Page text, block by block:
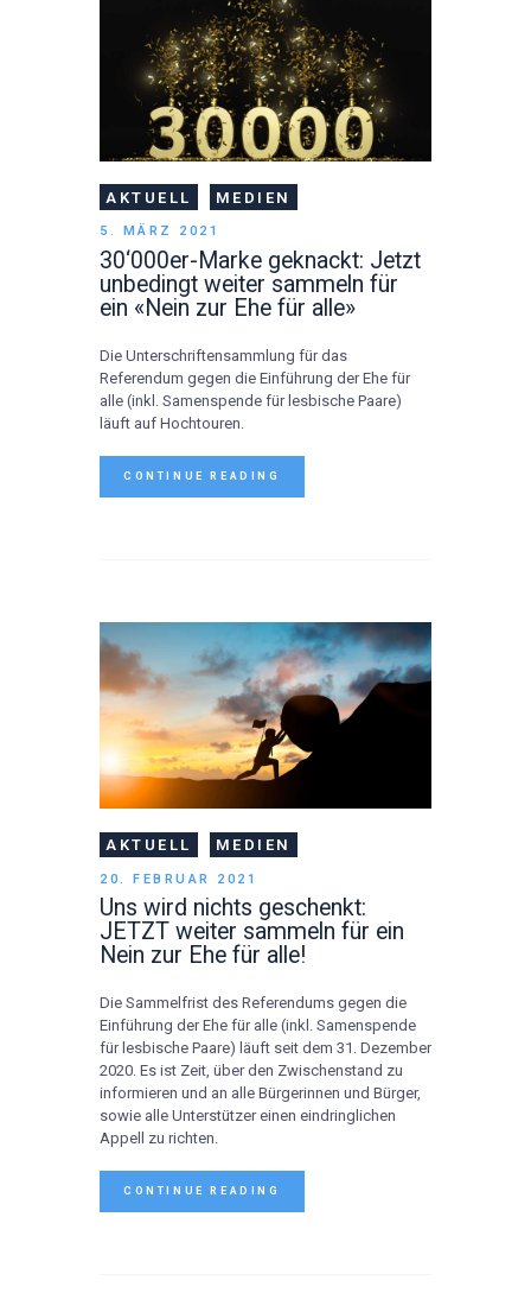
AKTUELL MEDIEN
5. MÄRZ 2021
30‘000er-Marke geknackt: Jetzt
unbedingt weiter sammeln für
ein «Nein zur Ehe für alle»
Die Unterschriftensammlung für das
Referendum gegen die Einführung der Ehe für
alle (inkl. Samenspende für lesbische Paare)
läuft auf Hochtouren.
CONTINUE READING
AKTUELL MEDIEN
20. FEBRUAR 2021
Uns wird nichts geschenkt:
JETZT weiter sammeln für ein
Nein zur Ehe für alle!
Die Sammelfrist des Referendums gegen die
Einführung der Ehe für alle (inkl. Samenspende
für lesbische Paare) läuft seit dem 31. Dezember
2020. Es ist Zeit, über den Zwischenstand zu
informieren und an alle Bürgerinnen und Bürger,
sowie alle Unterstützer einen eindringlichen
Appell zu richten.
CONTINUE READING